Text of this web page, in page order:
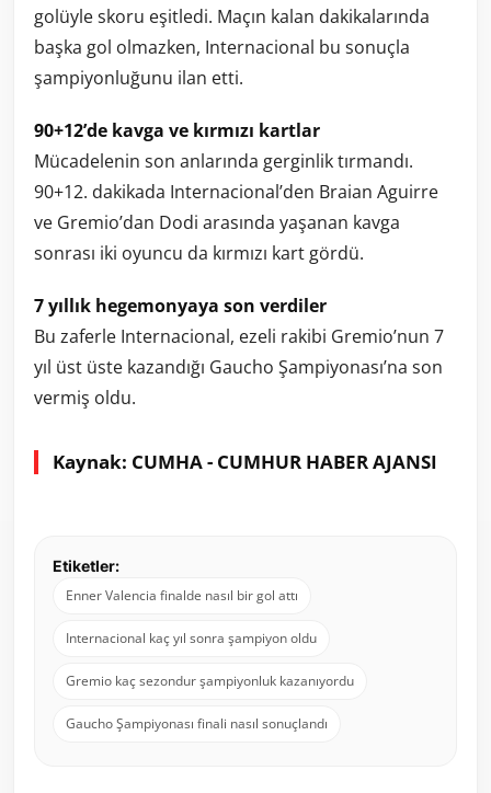
golüyle skoru eşitledi. Maçın kalan dakikalarında
başka gol olmazken, Internacional bu sonuçla
şampiyonluğunu ilan etti.
90+12’de kavga ve kırmızı kartlar
Mücadelenin son anlarında gerginlik tırmandı.
90+12. dakikada Internacional’den Braian Aguirre
ve Gremio’dan Dodi arasında yaşanan kavga
sonrası iki oyuncu da kırmızı kart gördü.
7 yıllık hegemonyaya son verdiler
Bu zaferle Internacional, ezeli rakibi Gremio’nun 7
yıl üst üste kazandığı Gaucho Şampiyonası’na son
vermiş oldu.
Kaynak: CUMHA - CUMHUR HABER AJANSI
Etiketler:
Enner Valencia finalde nasıl bir gol attı
Internacional kaç yıl sonra şampiyon oldu
Gremio kaç sezondur şampiyonluk kazanıyordu
Gaucho Şampiyonası finali nasıl sonuçlandı